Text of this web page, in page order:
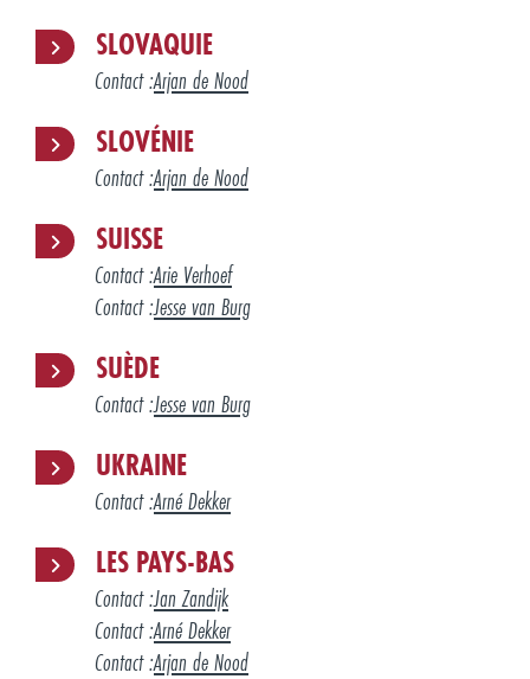
SLOVAQUIE
Contact :Arjan de Nood
SLOVÉNIE
Contact :Arjan de Nood
SUISSE
Contact :Arie Verhoef
Contact :Jesse van Burg
SUÈDE
Contact :Jesse van Burg
UKRAINE
Contact :Arné Dekker
LES PAYS-BAS
Contact :Jan Zandijk
Contact :Arné Dekker
Contact :Arjan de Nood